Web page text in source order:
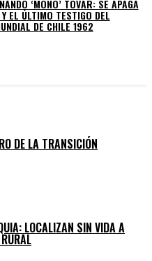
‘MONO’ TOVAR: SE APAGA
EL ÚLTIMO TESTIGO DEL
DE CHILE 1962
DE LA TRANSICIÓN
LOCALIZAN SIN VIDA A